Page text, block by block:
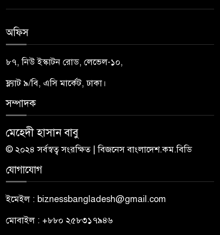
অফিস
৮৭, নিউ ইস্কাটন রোড, লেভেল-১০,
ফ্ল্যাট ৯/বি, এসি মার্কেট, ঢাকা।
সম্পাদক
মেহেদী হাসান বাবু
© ২০২৪ সর্বস্বত্ব সংরক্ষিত | বিজনেস বাংলাদেশ.কম.বিডি
যোগাযোগ
ইমেইল : biznessbangladesh@gmail.com
মোবাইল : +৮৮০ ২৫৮৩১৭৯৪৬